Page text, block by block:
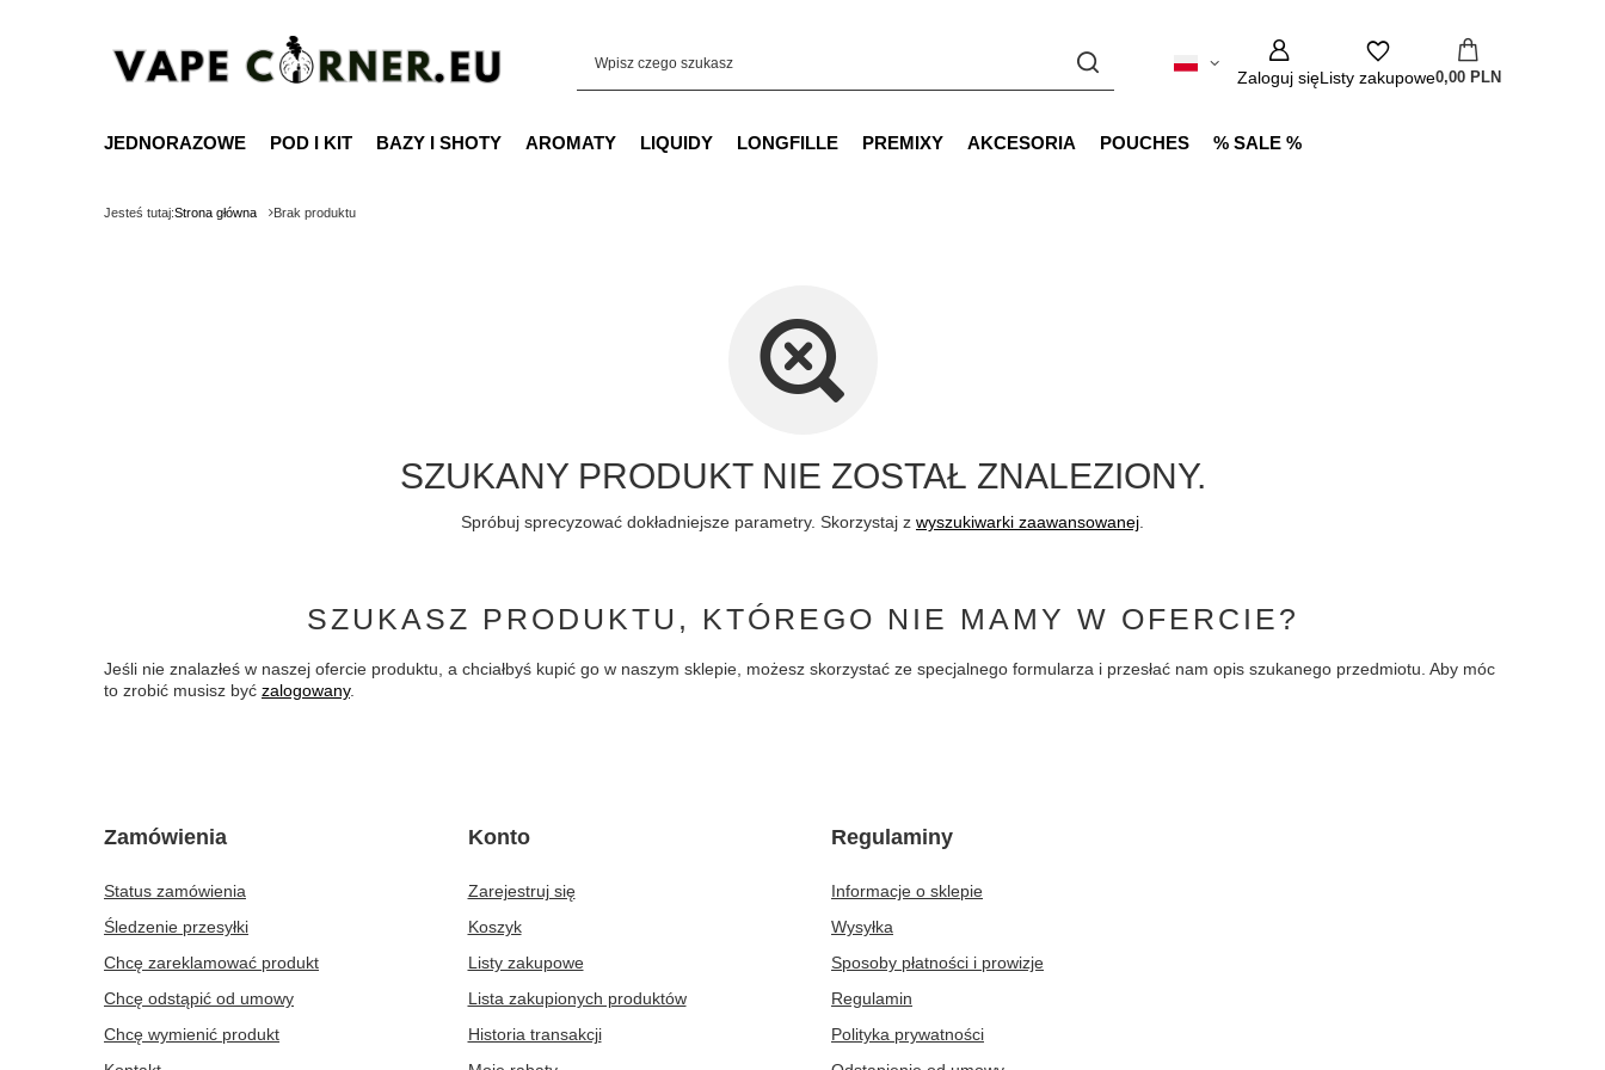
Zaloguj sięListy zakupowe0,00 PLN
JEDNORAZOWE POD I KIT BAZY I SHOTY AROMATY LIQUIDY LONGFILLE PREMIXY AKCESORIA POUCHES % SALE %
Jesteś tutaj:Strona główna Brak produktu
SZUKANY PRODUKT NIE ZOSTAŁ ZNALEZIONY.
Spróbuj sprecyzować dokładniejsze parametry. Skorzystaj z wyszukiwarki zaawansowanej
SZUKASZ PRODUKTU, KTÓREGO NIE MAMY W OFERCIE?
Jeśli nie znalazłeś w naszej ofercie produktu, a chciałbyś kupić go w naszym sklepie, możesz skorzystać ze specjalnego formularza i przesłać nam opis szukanego przedmiotu. Aby móc
to zrobić musisz być zalogowany.
Zamówienia
Status zamówienia
Śledzenie przesyłki
Chcę zareklamować produkt
Chcę odstąpić od umowy
Chcę wymienić produkt
Konto
Zarejestruj się
Koszyk
Listy zakupowe
Lista zakupionych produktów
Historia transakcji
Regulaminy
Informacje o sklepie
Wysyłka
Sposoby płatności i prowizje
Regulamin
Polityka prywatności